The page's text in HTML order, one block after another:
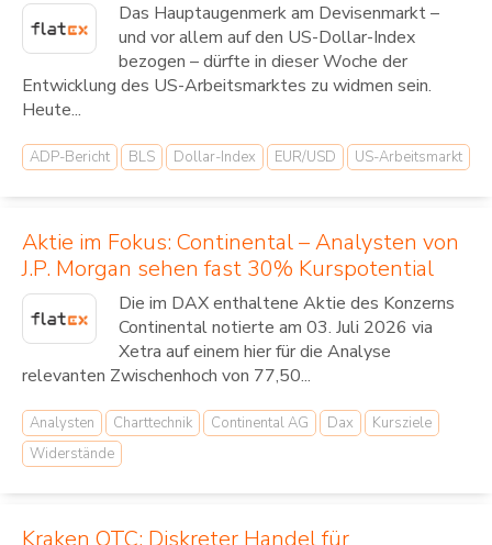
Das Hauptaugenmerk am Devisenmarkt –
und vor allem auf den US-Dollar-Index
bezogen – dürfte in dieser Woche der
Entwicklung des US-Arbeitsmarktes zu widmen sein.
Heute...
ADP-Bericht BLS Dollar-Index EUR/USD US-Arbeitsmarkt
Aktie im Fokus: Continental – Analysten von
J.P. Morgan sehen fast 30% Kurspotential
Die im DAX enthaltene Aktie des Konzerns
Continental notierte am 03. Juli 2026 via
Xetra auf einem hier für die Analyse
relevanten Zwischenhoch von 77,50...
Analysten Charttechnik Continental AG Dax
Kursziele
Widerstände
Kraken OTC: Diskreter Handel für